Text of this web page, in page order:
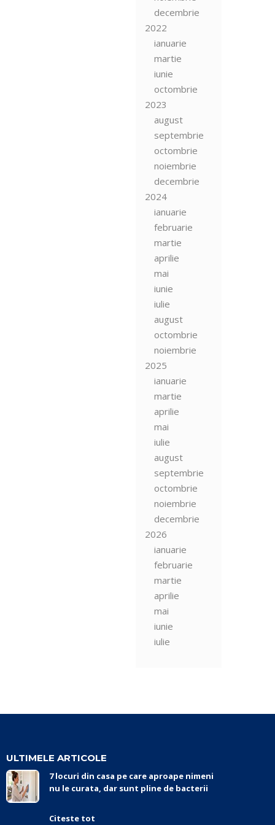
decembrie
2022
ianuarie
martie
iunie
octombrie
2023
august
septembrie
octombrie
noiembrie
decembrie
2024
ianuarie
februarie
martie
aprilie
mai
iunie
iulie
august
octombrie
noiembrie
2025
ianuarie
martie
aprilie
mai
iulie
august
septembrie
octombrie
noiembrie
decembrie
2026
ianuarie
februarie
martie
aprilie
mai
iunie
iulie
ULTIMELE ARTICOLE
7 locuri din casa pe care aproape nimeni
nu le curata, dar sunt pline de bacterii
Citeste tot